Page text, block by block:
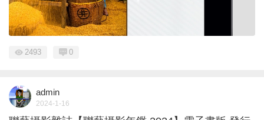
2493 0
admin
2024-1-16